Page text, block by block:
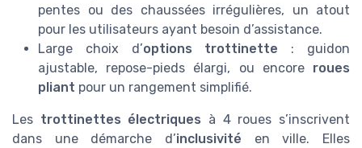
pentes ou des chaussées irrégulières, un atout
pour les utilisateurs ayant besoin d’assistance.
Large choix d’options trottinette : guidon
ajustable, repose-pieds élargi, ou encore roues
pliant pour un rangement simplifié.
Les trottinettes électriques à 4 roues s’inscrivent
dans une démarche d’inclusivité en ville. Elles